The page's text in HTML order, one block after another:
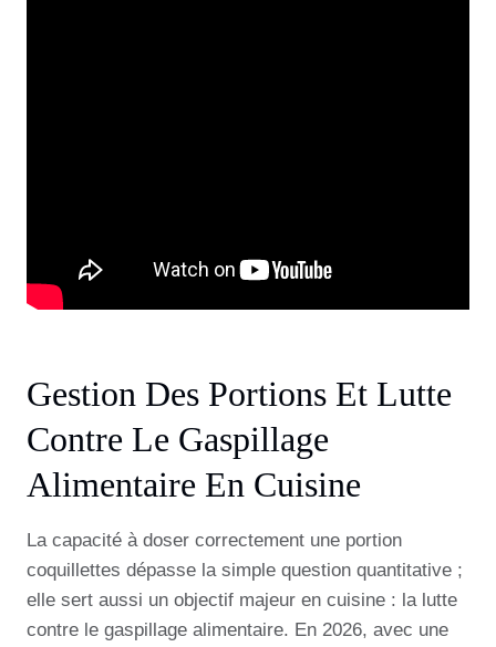
Gestion Des Portions Et Lutte
Contre Le Gaspillage
Alimentaire En Cuisine
La capacité à doser correctement une portion
coquillettes dépasse la simple question quantitative ;
elle sert aussi un objectif majeur en cuisine : la lutte
contre le gaspillage alimentaire. En 2026, avec une